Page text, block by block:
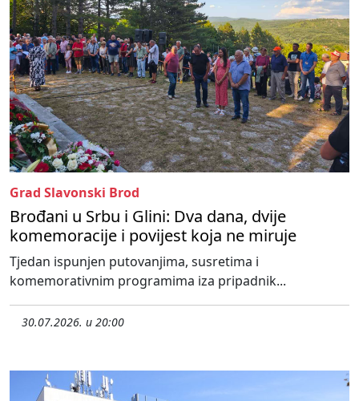
Grad Slavonski Brod
Brođani u Srbu i Glini: Dva dana, dvije
komemoracije i povijest koja ne miruje
Tjedan ispunjen putovanjima, susretima i
komemorativnim programima iza pripadnik...
30.07.2026. u 20:00